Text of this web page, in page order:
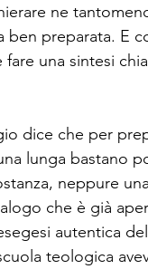
ne
preparata. E
una sintesi
dice che per
lunga bastano
neppure
che è già
autentica
teologica